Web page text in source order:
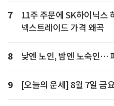
7
11주 주문에 SK하이닉
넥스트레이드 가격 왜곡
8 낮엔 노인, 밤엔 노숙인…
9 [오늘의 운세] 8월 7일 금